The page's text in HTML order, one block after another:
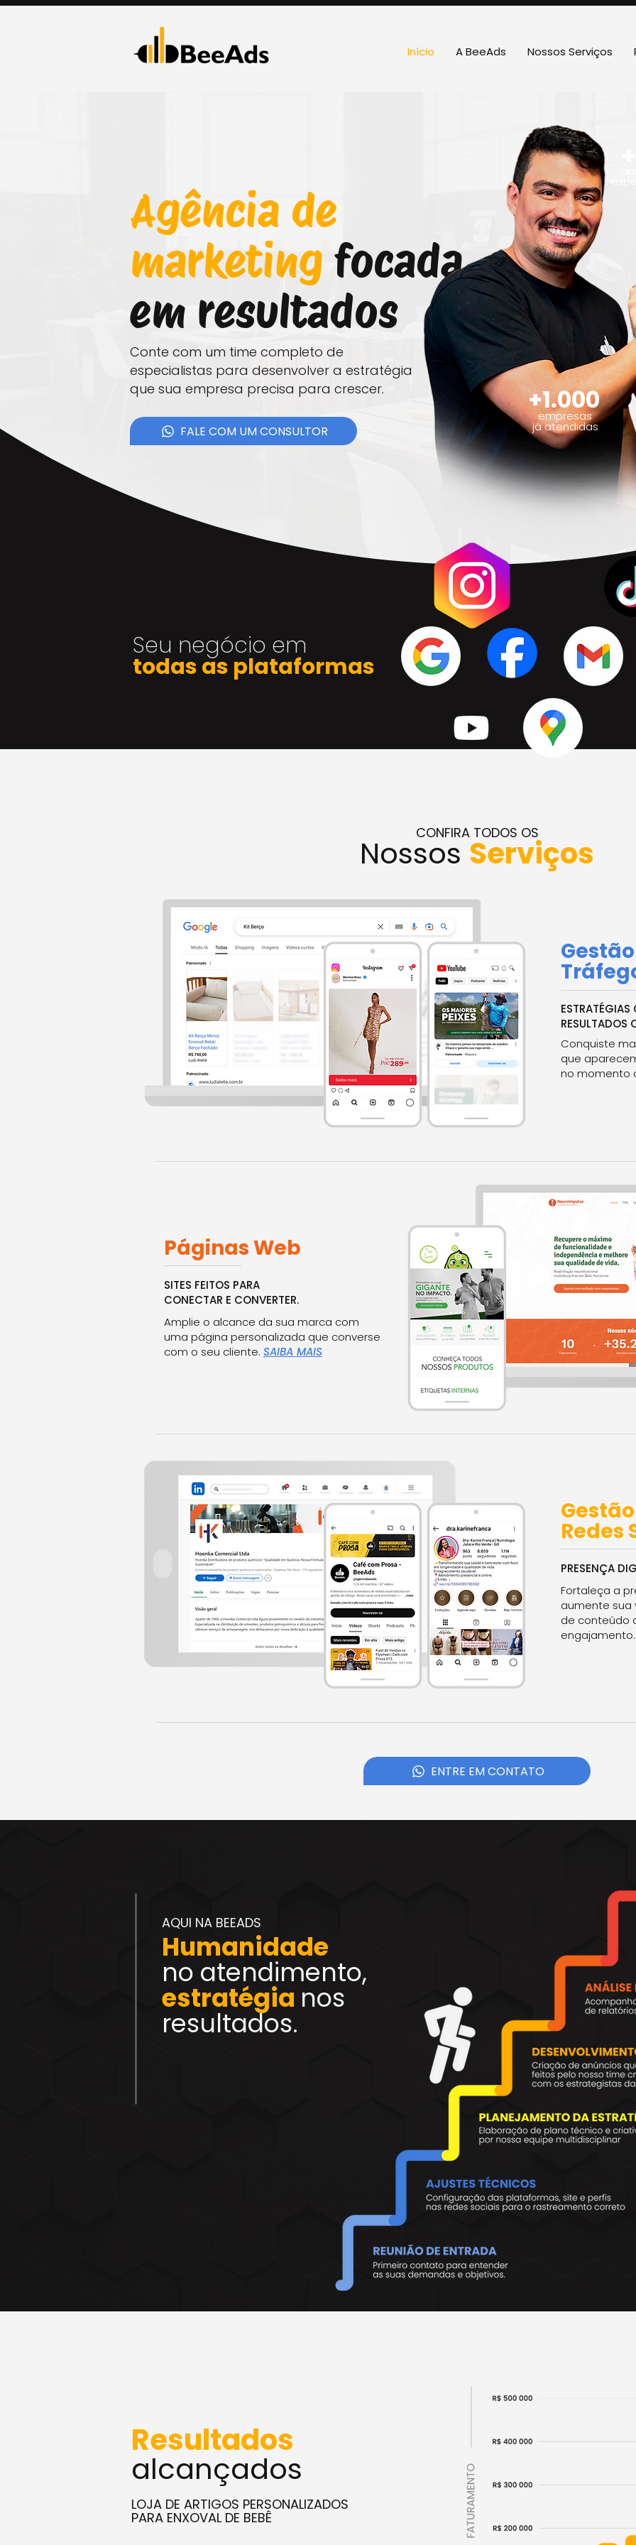
Início A BeeAds Nossos Serviços
Agência de
marketing focada
em resultados
Conte com um time completo de
especialistas para desenvolver a estratégia
que sua empresa precisa para crescer.
FALE COM UM CONSULTOR
+1.000
empresas
já atendidas
Seu negócio em
todas as plataformas
CONFIRA TODOS OS
Nossos Serviços
ESTRATÉGIAS
RESULTADOS
Conquiste
que
no momento
Páginas Web
SITES FEITOS PARA
CONECTAR E CONVERTER.
Amplie o alcance da sua marca com
uma página personalizada que converse
com o seu cliente. SAIBA MAIS
Redes
PRESENÇA
Fortaleça a
aumente sua
de conteúdo
ENTRE EM CONTATO
Humanidade
no atendimento,
estratégia nos
resultados.
AQUI NA BEEADS
Resultados
alcançados
LOJA DE ARTIGOS PERSONALIZADOS
PARA ENXOVAL DE BEBÊ